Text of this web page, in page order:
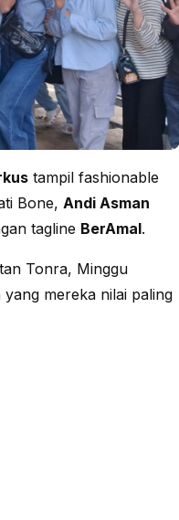
tampil fashionable
Bone, Andi Asman
tagline BerAmal.
Tonra, Minggu
mereka nilai paling